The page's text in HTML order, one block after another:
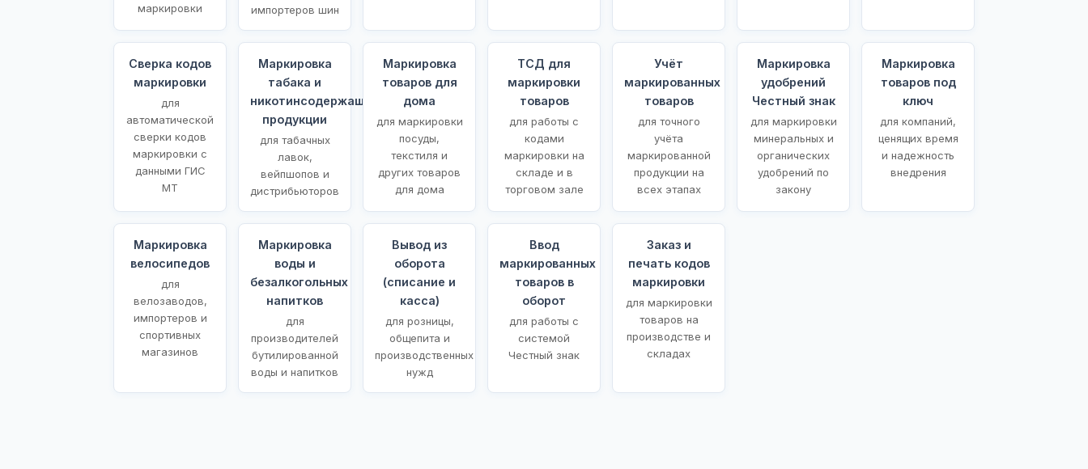
маркировки
импортеров шин
Сверка кодов
маркировки
для
автоматической
сверки кодов
маркировки с
данными ГИС
МТ
Маркировка
табака и
никотинсодержащей
продукции
для табачных
лавок,
вейпшопов и
дистрибьюторов
Маркировка
товаров для
дома
для маркировки
посуды,
текстиля и
других товаров
для дома
ТСД для
маркировки
товаров
для работы с
кодами
маркировки на
складе и в
торговом зале
Учёт
маркированных
товаров
для точного
учёта
маркированной
продукции на
всех этапах
Маркировка
удобрений
Честный знак
для маркировки
минеральных и
органических
удобрений по
закону
Маркировка
товаров под
ключ
для компаний,
ценящих время
и надежность
внедрения
Маркировка
велосипедов
для
велозаводов,
импортеров и
спортивных
магазинов
Маркировка
воды и
безалкогольных
напитков
для
производителей
бутилированной
воды и напитков
Вывод из
оборота
(списание и
касса)
для розницы,
общепита и
производственных
нужд
Ввод
маркированных
товаров в
оборот
для работы с
системой
Честный знак
Заказ и
печать кодов
маркировки
для маркировки
товаров на
производстве и
складах